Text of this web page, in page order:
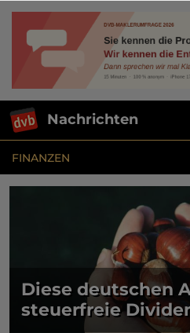
Nachrichten
FINANZEN
Diese deutschen
steuerfreie